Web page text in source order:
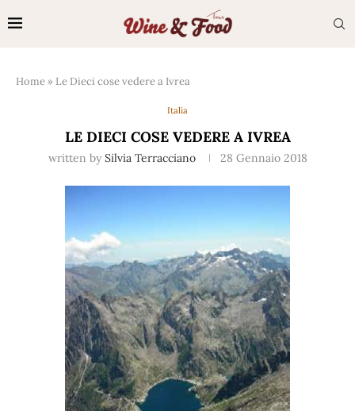
Home » Le Dieci cose vedere a Ivrea
Italia
LE DIECI COSE VEDERE A IVREA
written by Silvia Terracciano 28 Gennaio 2018